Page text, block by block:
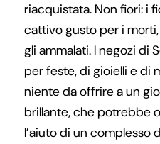
riacquistata. Non fiori: i
cattivo gusto per i
gli ammalati. I negozi di
per feste, di gioielli e di
niente da offrire a un
brillante, che potrebbe
l’aiuto di un complesso